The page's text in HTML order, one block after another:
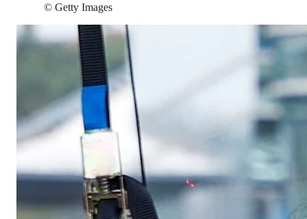
© Getty Images